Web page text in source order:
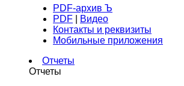
PDF-архив Ъ
PDF
Видео
Контакты и реквизиты
Мобильные приложения
Отчеты
Отчеты